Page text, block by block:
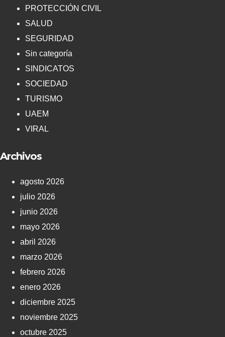
PROTECCIÓN CIVIL
SALUD
SEGURIDAD
Sin categoría
SINDICATOS
SOCIEDAD
TURISMO
UAEM
VIRAL
Archivos
agosto 2026
julio 2026
junio 2026
mayo 2026
abril 2026
marzo 2026
febrero 2026
enero 2026
diciembre 2025
noviembre 2025
octubre 2025